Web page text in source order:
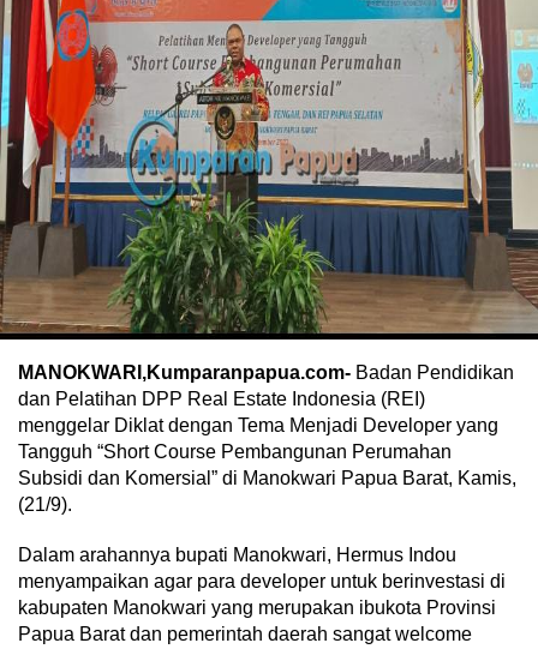
MANOKWARI,Kumparanpapua.com- Badan Pendidikan
dan Pelatihan DPP Real Estate Indonesia (REI)
menggelar Diklat dengan Tema Menjadi Developer yang
Tangguh “Short Course Pembangunan Perumahan
Subsidi dan Komersial” di Manokwari Papua Barat, Kamis,
(21/9).
Dalam arahannya bupati Manokwari, Hermus Indou
menyampaikan agar para developer untuk berinvestasi di
kabupaten Manokwari yang merupakan ibukota Provinsi
Papua Barat dan pemerintah daerah sangat welcome